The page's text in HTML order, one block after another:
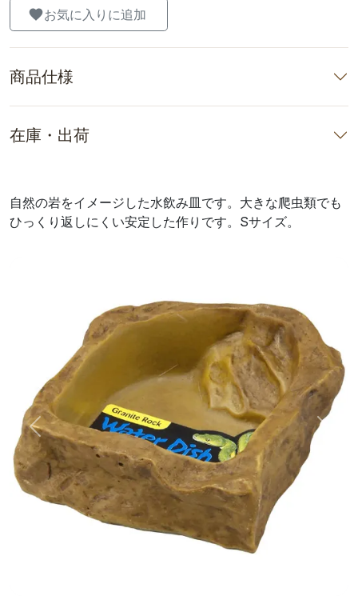
お気に入りに追加
商品仕様
在庫・出荷
自然の岩をイメージした水飲み皿です。大きな爬虫類でも
ひっくり返しにくい安定した作りです。Sサイズ。
前へ